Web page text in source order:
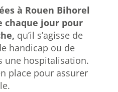
à Rouen Bihorel
chaque jour pour
qu’il s’agisse de
handicap ou de
une hospitalisation.
place pour assurer